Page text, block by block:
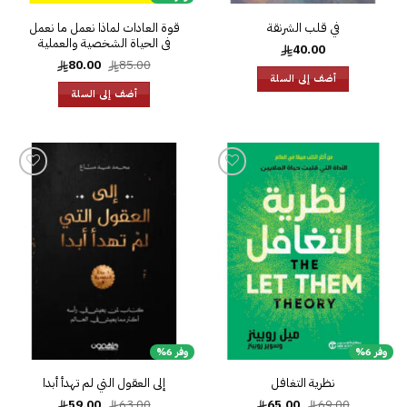
في قلب الشرنقة
40.00
أضف إلى السلة
‎قوة العادات لماذا نعمل ما نعمل
فى الحياة الشخصية والعملية‎
85.00
السعر
الأصلي
هو:
85.00.
80.00 السعر
الحالي
هو: أضف إلى السلة
وفر 6%
إلى
قائمة
الرغبات
نظرية التغافل
وفر 6%
إلى العقول التي لم تهدأ أبدا